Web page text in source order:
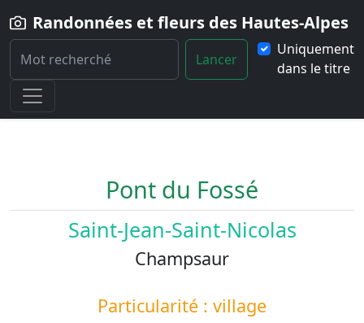
Randonnées et fleurs des Hautes-Alpes
Lancer
Uniquement
dans le titre
Home
Paysage Pont-du-Fosse
Pont du Fossé
Saint-Jean-Saint-Nicolas
Champsaur
Particularité : village